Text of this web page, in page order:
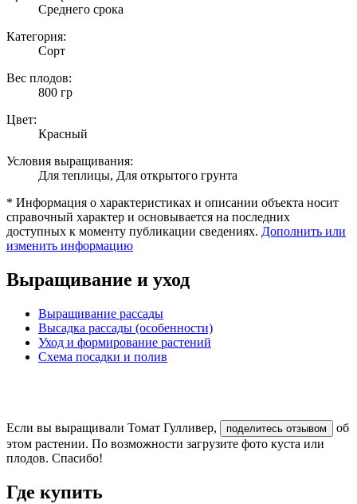
Среднего срока
Категория:
Сорт
Вес плодов:
800 гр
Цвет:
Красный
Условия выращивания:
Для теплицы, Для открытого грунта
* Информация о характеристиках и описании объекта носит
справочный характер и основывается на последних
доступных к моменту публикации сведениях. Дополнить или
изменить информацию
Выращивание и уход
Выращивание рассады
Высадка рассады (особенности)
Уход и формирование растений
Схема посадки и полив
Если вы выращивали Томат Гулливер, поделитесь отзывом
об
этом растении. По возможности загрузите фото куста или
плодов. Спасибо!
Где купить